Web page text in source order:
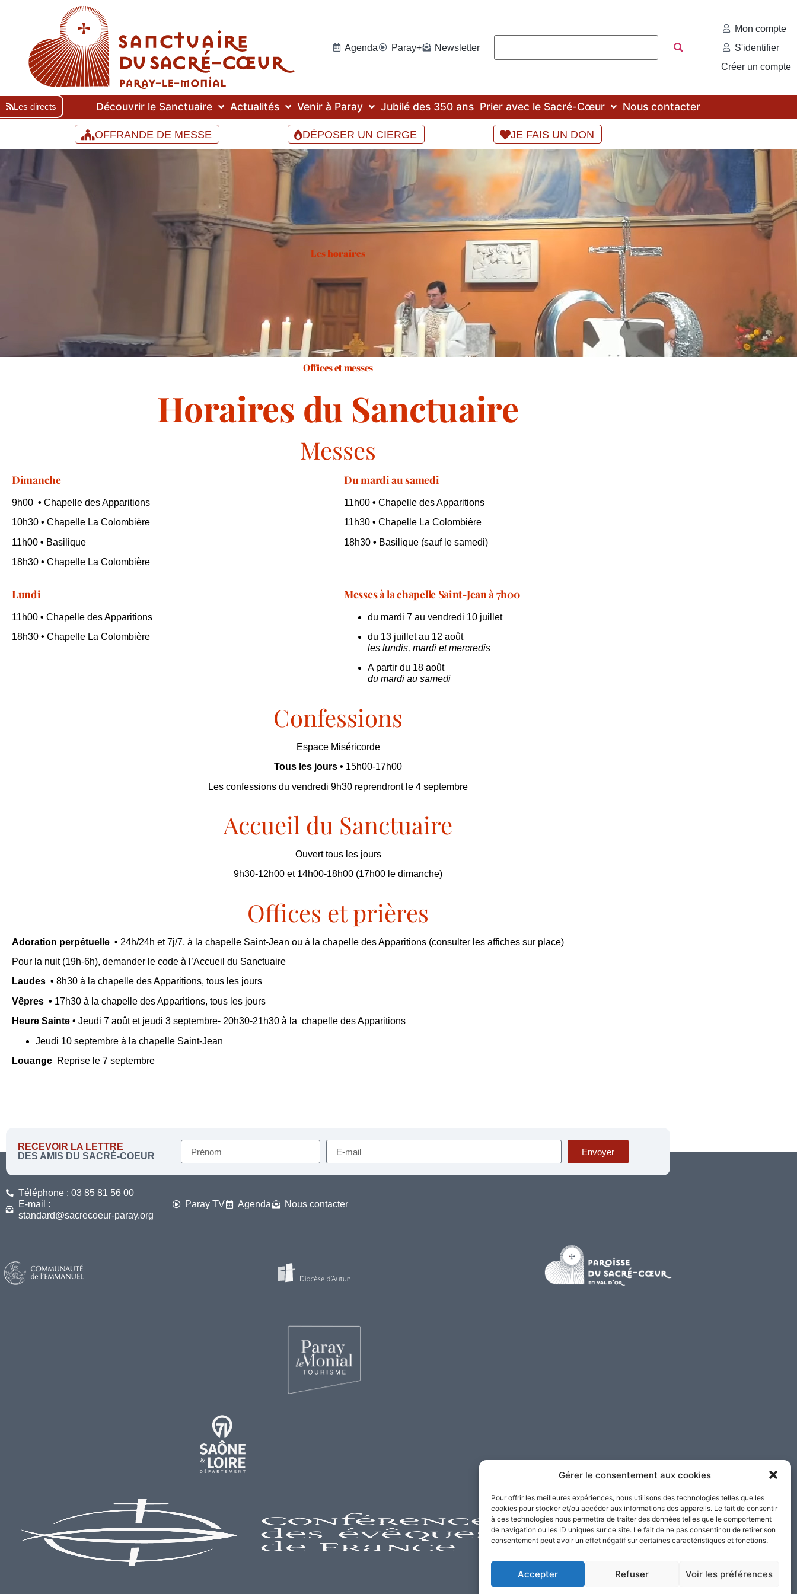
Gérer le consentement aux cookies
Pour offrir les meilleures expériences, nous utilisons des technologies telles que les
cookies pour stocker et/ou accéder aux informations des appareils. Le fait de consentir
à ces technologies nous permettra de traiter des données telles que le comportement
de navigation ou les ID uniques sur ce site. Le fait de ne pas consentir ou de retirer son
consentement peut avoir un effet négatif sur certaines caractéristiques et fonctions.
Accepter Refuser Voir les préférences
Agenda Paray+ Newsletter
Mon compte
S'identifier
Créer un compte
Les directs Découvrir le Sanctuaire Actualités Venir à Paray Jubilé des 350 ans Prier avec le Sacré-Cœur Nous contacter
OFFRANDE DE MESSE DÉPOSER UN CIERGE JE FAIS UN DON
Les horaires
Offices et messes
Horaires du Sanctuaire
Messes
Dimanche
9h00 • Chapelle des Apparitions
10h30 • Chapelle La Colombière
11h00 • Basilique
18h30 • Chapelle La Colombière
Du mardi au samedi
11h00 • Chapelle des Apparitions
11h30 • Chapelle La Colombière
18h30 • Basilique (sauf le samedi)
Lundi
11h00 • Chapelle des Apparitions
18h30 • Chapelle La Colombière
Messes à la chapelle Saint-Jean à 7h00
du mardi 7 au vendredi 10 juillet
du 13 juillet au 12 août
les lundis, mardi et mercredis
A partir du 18 août
du mardi au samedi
Confessions
Espace Miséricorde
Tous les jours • 15h00-17h00
Les confessions du vendredi 9h30 reprendront le 4 septembre
Accueil du Sanctuaire
Ouvert tous les jours
9h30-12h00 et 14h00-18h00 (17h00 le dimanche)
Offices et prières
Adoration perpétuelle • 24h/24h et 7j/7, à la chapelle Saint-Jean ou à la chapelle des Apparitions (consulter les affiches sur place)
Pour la nuit (19h-6h), demander le code à l’Accueil du Sanctuaire
Laudes • 8h30 à la chapelle des Apparitions, tous les jours
Vêpres • 17h30 à la chapelle des Apparitions, tous les jours
Heure Sainte • Jeudi 7 août et jeudi 3 septembre- 20h30-21h30 à la chapelle des Apparitions
Jeudi 10 septembre à la chapelle Saint-Jean
Louange Reprise le 7 septembre
RECEVOIR LA LETTRE
DES AMIS DU SACRÉ-COEUR
Envoyer
Téléphone : 03 85 81 56 00
E-mail :
standard@sacrecoeur-paray.org
Paray TV Agenda Nous contacter